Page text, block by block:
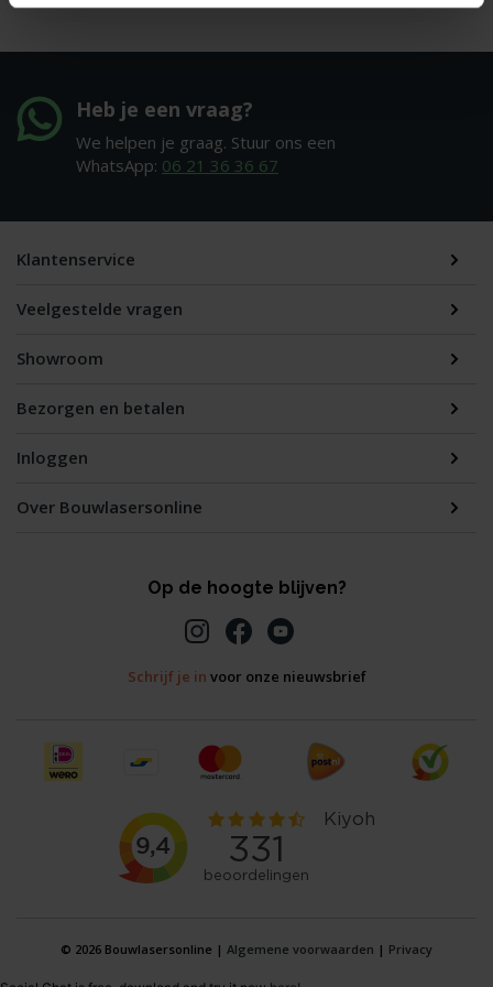
Heb je een vraag?
We helpen je graag. Stuur ons een
WhatsApp: 06 21 36 36 67
Klantenservice
Veelgestelde vragen
Showroom
Bezorgen en betalen
Inloggen
Over Bouwlasersonline
Op de hoogte blijven?
Schrijf je in voor onze nieuwsbrief
© 2026 Bouwlasersonline | Algemene voorwaarden | Privacy